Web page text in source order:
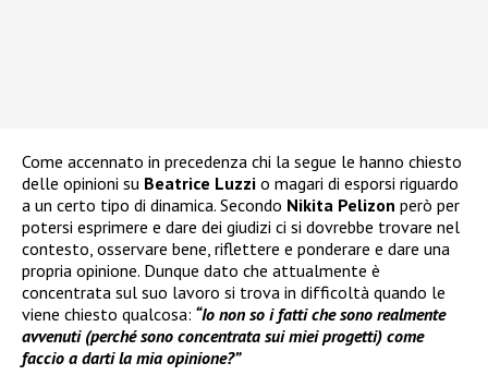
Come accennato in precedenza chi la segue le hanno chiesto
delle opinioni su Beatrice Luzzi o magari di esporsi riguardo
a un certo tipo di dinamica. Secondo Nikita Pelizon però per
potersi esprimere e dare dei giudizi ci si dovrebbe trovare nel
contesto, osservare bene, riflettere e ponderare e dare una
propria opinione. Dunque dato che attualmente è
concentrata sul suo lavoro si trova in difficoltà quando le
viene chiesto qualcosa: “Io non so i fatti che sono realmente
avvenuti (perché sono concentrata sui miei progetti) come
faccio a darti la mia opinione?”